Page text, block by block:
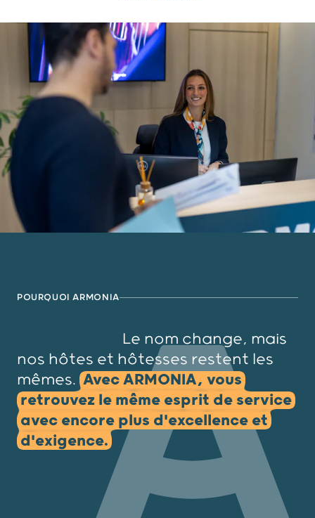
POURQUOI ARMONIA
Le nom change, mais
nos hôtes et hôtesses restent les
mêmes. Avec ARMONIA, vous
retrouvez le même esprit de service
avec encore plus d'excellence et
d'exigence.